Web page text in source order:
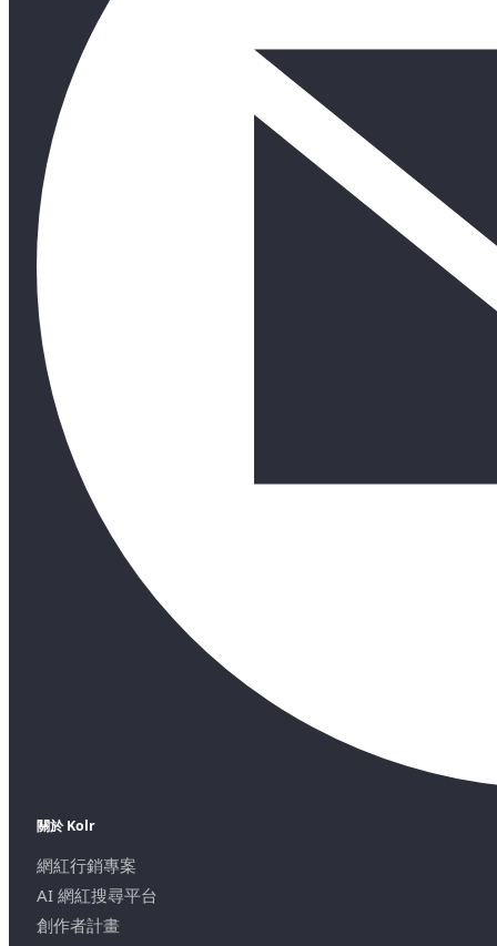
關於 Kolr
網紅行銷專案
AI 網紅搜尋平台
創作者計畫